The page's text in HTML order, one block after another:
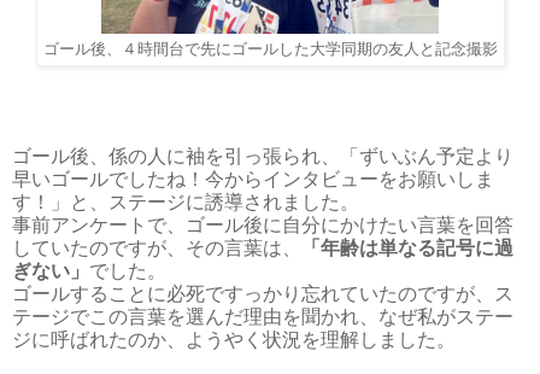
ゴール後、４時間台で先にゴールした大学同期の友人と記念撮影
ゴール後、係の人に袖を引っ張られ、「ずいぶん予定より
早いゴールでしたね！今からインタビューをお願いしま
す！」と、ステージに誘導されました。
事前アンケートで、ゴール後に自分にかけたい言葉を回答
していたのですが、その言葉は、
「年齢は単なる記号に過
ぎない」 でした。
ゴールすることに必死ですっかり忘れていたのですが、ス
テージでこの言葉を選んだ理由を聞かれ、なぜ私がステー
ジに呼ばれたのか、ようやく状況を理解しました。